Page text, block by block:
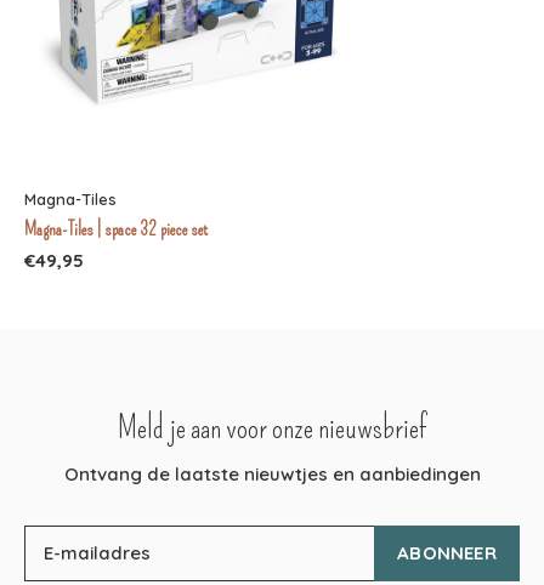
Magna-Tiles
Magna-Tiles | space 32 piece set
€49,95
Meld je aan voor onze nieuwsbrief
Ontvang de laatste nieuwtjes en aanbiedingen
ABONNEER